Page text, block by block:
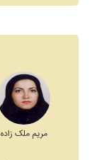
مریم ملک زاده